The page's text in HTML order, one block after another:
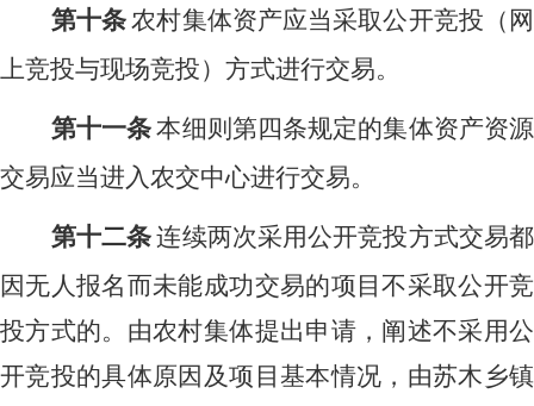
第十条农村集体资产应当采取公开竞投（网
上竞投与现场竞投）方式进行交易。
第十一条本细则第四条规定的集体资产资源
交易应当进入农交中心进行交易。
第十二条连续两次采用公开竞投方式交易都
因无人报名而未能成功交易的项目不采取公开竞
投方式的。由农村集体提出申请，阐述不采用公
开竞投的具体原因及项目基本情况，由苏木乡镇